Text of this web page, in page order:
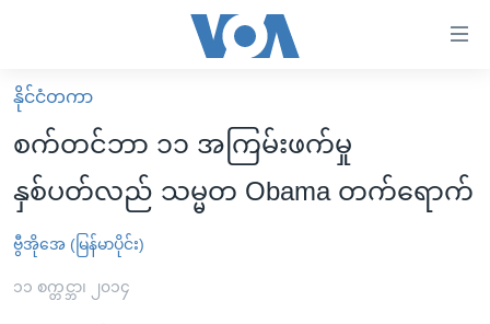
လွယ်ကူ
စေ
သည့်
Link
များ
ပင်မ
မူလစာမျက်နှာ
မြန်မာ
ကမ္ဘာ့သတင်းများ
နိုင်ငံတကာ
ဗွီဒီယို
နိုင်ငံတကာ
စက်တင်ဘာ ၁၁ အကြမ်းဖက်မှု
နှစ်ပတ်လည် သမ္မတ Obama တက်ရောက်
ဗွီအိုအေ (မြန်မာပိုင်း)
၁၁ စက္တင္ဘာ၊ ၂၀၁၄